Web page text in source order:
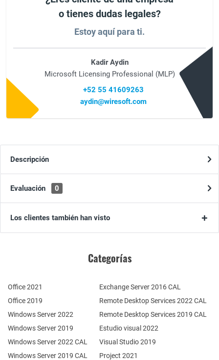
o tienes dudas legales?
Estoy aquí para ti.
Kadir Aydin
Microsoft Licensing Professional (MLP)
+52 55 41609263
aydin@wiresoft.com
Descripción
Evaluación 0
Los clientes también han visto
Categorías
Office 2021
Office 2019
Windows Server 2022
Windows Server 2019
Windows Server 2022 CAL
Windows Server 2019 CAL
Remote Desktop Services 2022 CAL
Remote Desktop Services 2019 CAL
Exchange Server 2016 CAL
Estudio visual 2022
Visual Studio 2019
Project 2021